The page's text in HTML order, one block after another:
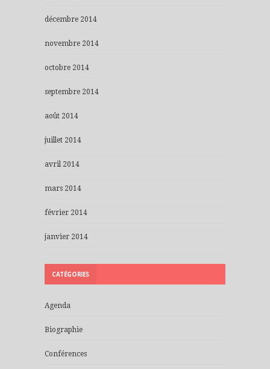
décembre 2014
novembre 2014
octobre 2014
septembre 2014
août 2014
juillet 2014
avril 2014
mars 2014
février 2014
janvier 2014
CATÉGORIES
Agenda
Biographie
Conférences